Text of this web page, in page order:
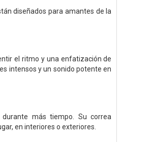
diseñados para amantes de la
el ritmo y una enfatización de
intensos y un sonido potente en
más tiempo. Su correa
en interiores o exteriores.